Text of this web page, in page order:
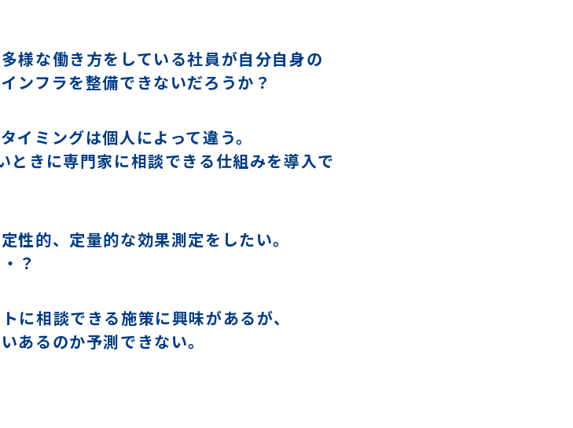
様な働き方をしている社員が自分自身の
ンフラを整備できないだろうか？
イミングは個人によって違う。
ときに専門家に相談できる仕組みを導入で
性的、定量的な効果測定をしたい。
？
に相談できる施策に興味があるが、
あるのか予測できない。